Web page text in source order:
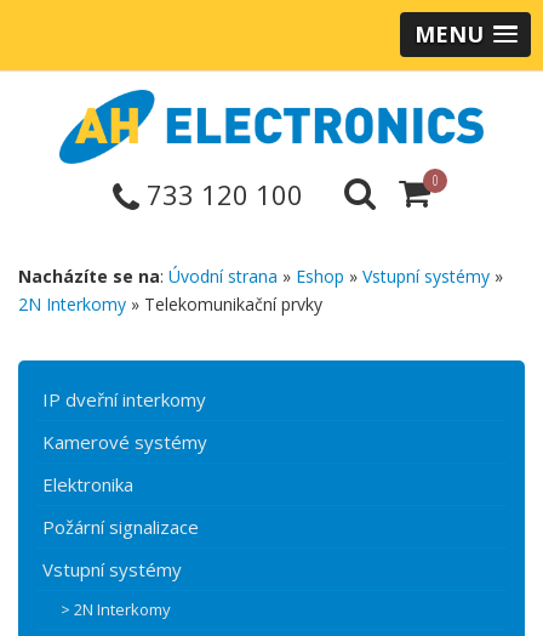
MENU
733 120 100 0
Nacházíte se na: Úvodní strana » Eshop » Vstupní systémy »
2N Interkomy » Telekomunikační prvky
IP dveřní interkomy
Kamerové systémy
Elektronika
Požární signalizace
Vstupní systémy
> 2N Interkomy